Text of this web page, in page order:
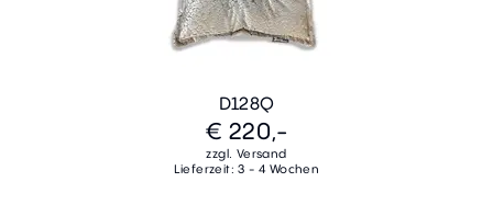
D128Q
€ 220,-
zzgl. Versand
Lieferzeit: 3 - 4 Wochen